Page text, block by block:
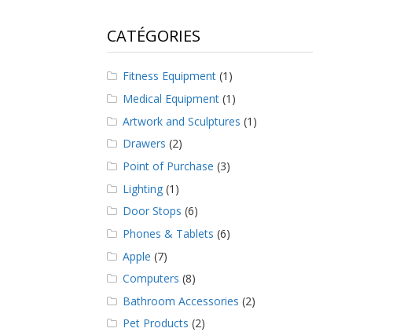
CATÉGORIES
Fitness Equipment(1)
Medical Equipment(1)
Artwork and Sculptures (1)
Drawers (2)
Point of Purchase (3)
Lighting(1)
Door Stops (6)
Phones & Tablets (6)
Apple (7)
Computers (8)
Bathroom Accessories (2)
Pet Products (2)